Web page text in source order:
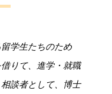
学生たちのため
りて、進学・就職
談者として、博士